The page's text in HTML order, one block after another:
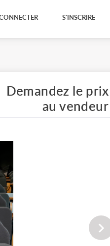
S'INSCRIRE
Demandez le prix
au vendeur